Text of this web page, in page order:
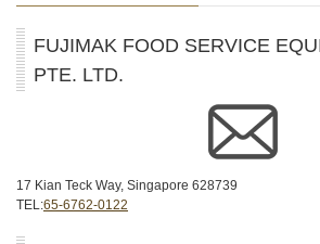
FUJIMAK FOOD SERVICE
PTE. LTD.
17 Kian Teck Way, Singapore 628739
TEL:65-6762-0122